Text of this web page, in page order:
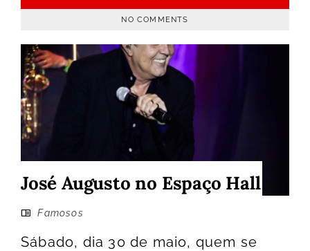
NO COMMENTS
José Augusto no Espaço Hall
Famosos
Sábado, dia 30 de maio, quem se